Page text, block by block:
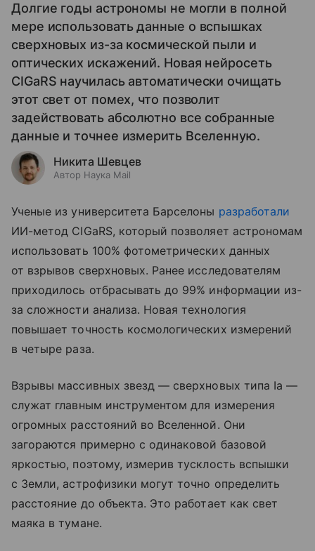
Долгие годы астрономы не могли в полной
мере использовать данные о вспышках
сверхновых из-за космической пыли и
оптических искажений. Новая нейросеть
CIGaRS научилась автоматически очищать
этот свет от помех, что позволит
задействовать абсолютно все собранные
данные и точнее измерить Вселенную.
Никита Шевцев
Автор Наука Mail
Ученые из университета Барселоны разработали
ИИ-метод CIGaRS, который позволяет астрономам
использовать 100% фотометрических данных
от взрывов сверхновых. Ранее исследователям
приходилось отбрасывать до 99% информации из-
за сложности анализа. Новая технология
повышает точность космологических измерений
в четыре раза.
Взрывы массивных звезд — сверхновых типа Ia —
служат главным инструментом для измерения
огромных расстояний во Вселенной. Они
загораются примерно с одинаковой базовой
яркостью, поэтому, измерив тусклость вспышки
с Земли, астрофизики могут точно определить
расстояние до объекта. Это работает как свет
маяка в тумане.